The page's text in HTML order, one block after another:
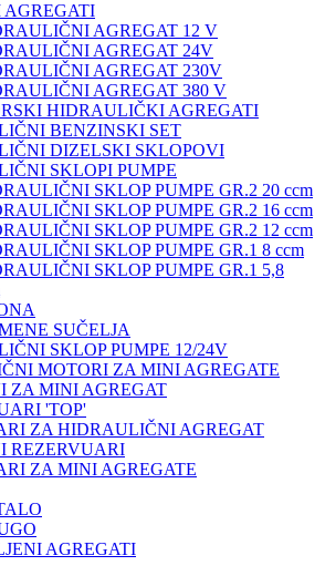
AGREGAT 12 V
AGREGAT 24V
AGREGAT 230V
AGREGAT 380 V
HIDRAULIČKI AGREGATI
BENZINSKI SET
DIZELSKI SKLOPOVI
SKLOPI PUMPE
SKLOP PUMPE GR.2 20 ccm
SKLOP PUMPE GR.2 16 ccm
SKLOP PUMPE GR.2 12 ccm
SKLOP PUMPE GR.1 8 ccm
SKLOP PUMPE GR.1 5,8
SUČELJA
SKLOP PUMPE 12/24V
MOTORI ZA MINI AGREGATE
ZA MINI AGREGAT
'TOP'
ZA HIDRAULIČNI AGREGAT
REZERVUARI
ZA MINI AGREGATE
AGREGATI